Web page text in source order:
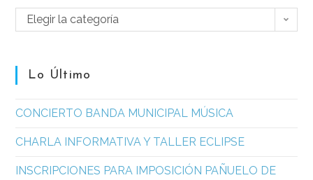
Elegir la categoría
Lo Último
CONCIERTO BANDA MUNICIPAL MÚSICA
CHARLA INFORMATIVA Y TALLER ECLIPSE
INSCRIPCIONES PARA IMPOSICIÓN PAÑUELO DE